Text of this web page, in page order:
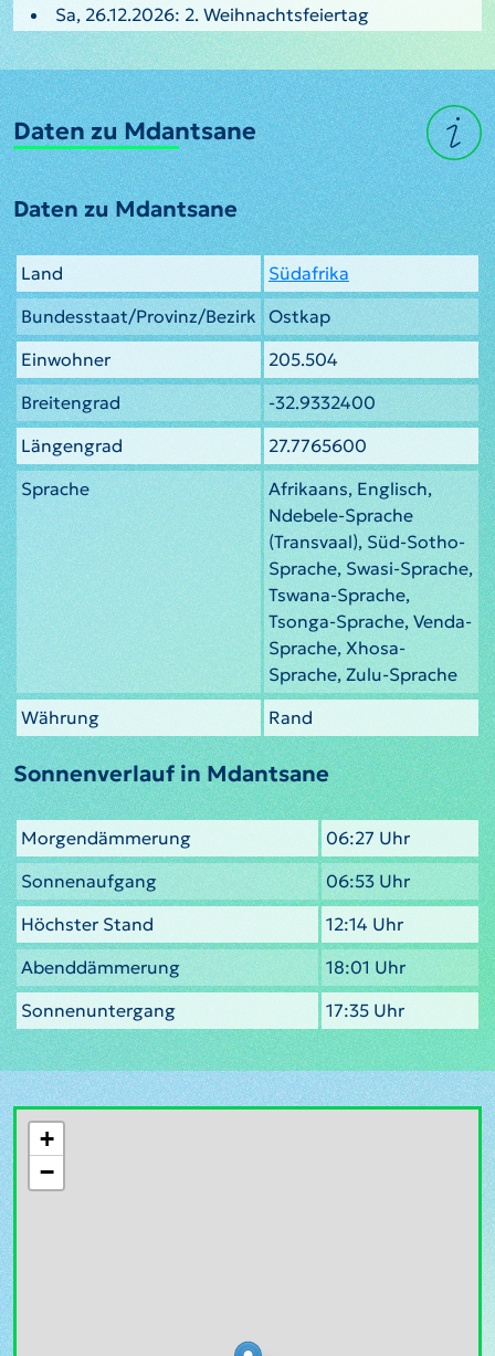
Sa, 26.12.2026: 2. Weihnachtsfeiertag
Daten zu Mdantsane
Daten zu Mdantsane
Land
Südafrika
Bundesstaat/Provinz/Bezirk Ostkap
Einwohner
205.504
Breitengrad
-32.9332400
Längengrad
27.7765600
Sprache
Afrikaans, Englisch,
Ndebele-Sprache
(Transvaal), Süd-Sotho-
Sprache, Swasi-Sprache,
Tswana-Sprache,
Tsonga-Sprache, Venda-
Sprache, Xhosa-
Sprache, Zulu-Sprache
Währung
Rand
Sonnenverlauf in Mdantsane
Morgendämmerung
06:27 Uhr
Sonnenaufgang
06:53 Uhr
Höchster Stand
12:14 Uhr
Abenddämmerung
18:01 Uhr
Sonnenuntergang
17:35 Uhr
+
−